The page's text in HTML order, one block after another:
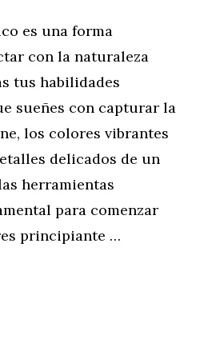
es una forma
con la naturaleza
tus habilidades
sueñes con capturar la
los colores vibrantes
delicados de un
herramientas
para comenzar
principiante …